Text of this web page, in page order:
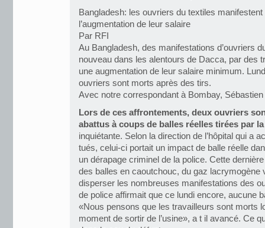
Bangladesh: les ouvriers du textiles
l’augmentation de leur salaire
Par RFI
Au Bangladesh, des manifestations d’ouvriers
nouveau dans les alentours de Dacca, par des
une augmentation de leur salaire minimum.
ouvriers sont morts après des tirs.
Avec notre correspondant à Bombay,
Lors de ces affrontements, deux ouvriers
abattus à coups de balles réelles tirées par
inquiétante. Selon la direction de l’hôpital qui a
tués, celui-ci portait un impact de balle réelle
un dérapage criminel de la police. Cette
des balles en caoutchouc, du gaz lacrymogène
disperser les nombreuses manifestations des
de police affirmait que ce lundi encore, aucune
«Nous pensons que les travailleurs sont morts
moment de sortir de l’usine», a t il avancé. Ce